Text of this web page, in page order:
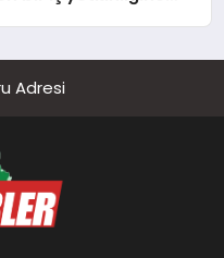
Adresi